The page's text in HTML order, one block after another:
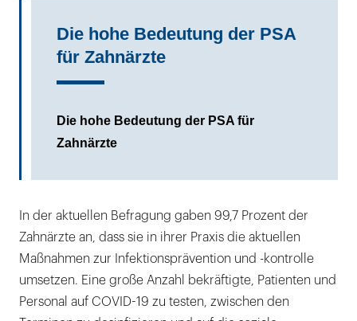
Die hohe Bedeutung der PSA
für Zahnärzte
Die hohe Bedeutung der PSA für
Zahnärzte
In der aktuellen Befragung gaben 99,7 Prozent der
Zahnärzte an, dass sie in ihrer Praxis die aktuellen
Maßnahmen zur Infektionsprävention und -kontrolle
umsetzen. Eine große Anzahl bekräftigte, Patienten und
Personal auf COVID-19 zu testen, zwischen den